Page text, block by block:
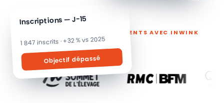
Inscriptions — J-15
1 847 inscrits · +32 % vs 2025
Objectif dépassé
ILS PILOTENT LEURS ÉVÉNEMENTS AVEC INWINK